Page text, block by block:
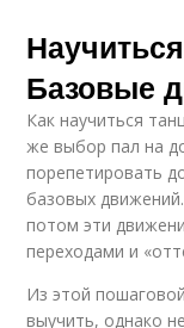
Базовые
Как научиться
же выбор пал на
порепетировать
базовых
потом эти
переходами и
Из этой
выучить, однако